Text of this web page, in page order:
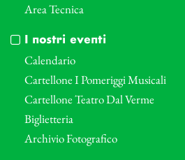
Area Tecnica
I nostri eventi
Calendario
Cartellone I Pomeriggi Musicali
Cartellone Teatro Dal Verme
Biglietteria
Archivio Fotografico